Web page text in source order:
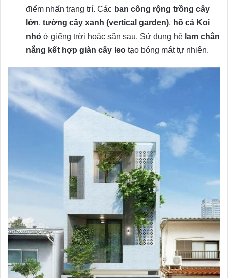
điểm nhấn trang trí. Các ban công rộng trồng cây
lớn, tường cây xanh (vertical garden), hồ cá Koi
nhỏ ở giếng trời hoặc sân sau. Sử dụng hệ lam chắn
nắng kết hợp giàn cây leo tạo bóng mát tự nhiên.